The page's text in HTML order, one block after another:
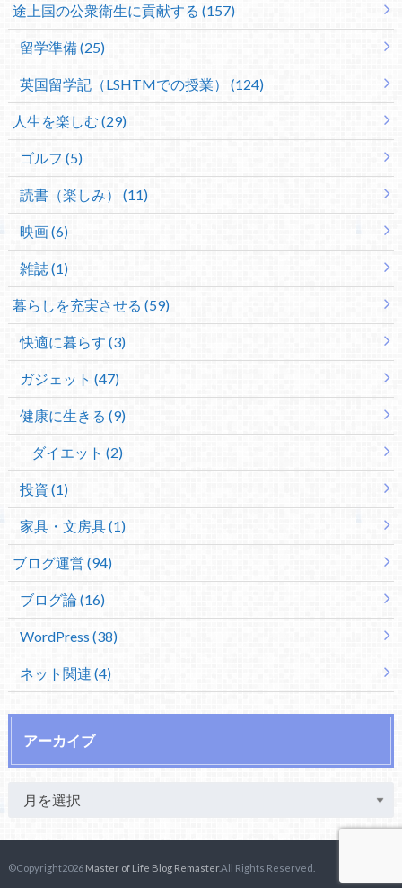
途上国の公衆衛生に貢献する (157)
留学準備 (25)
英国留学記（LSHTMでの授業） (124)
人生を楽しむ (29)
ゴルフ (5)
読書（楽しみ） (11)
映画 (6)
雑誌 (1)
暮らしを充実させる (59)
快適に暮らす (3)
ガジェット (47)
健康に生きる (9)
ダイエット (2)
投資 (1)
家具・文房具 (1)
ブログ運営 (94)
ブログ論 (16)
WordPress (38)
ネット関連 (4)
アーカイブ
©Copyright2026 Master of Life Blog Remaster.All Rights Reserved.